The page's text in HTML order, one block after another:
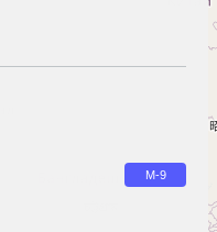
М-9